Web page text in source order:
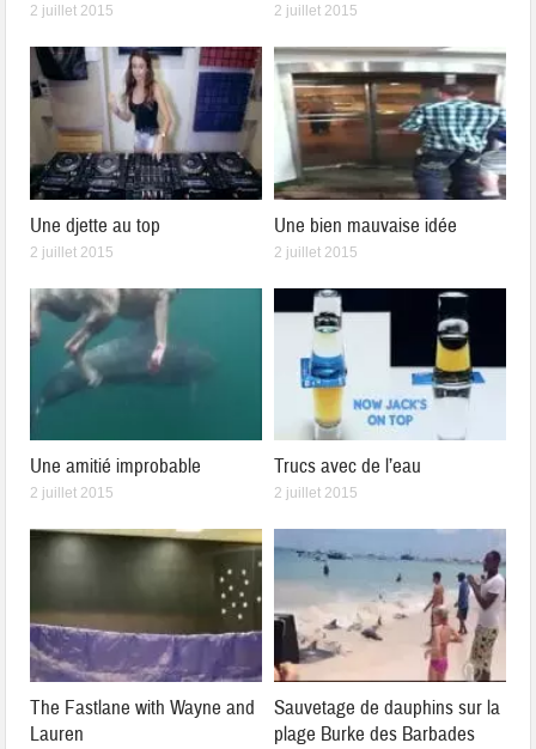
2 juillet 2015 2 juillet 2015
Une djette au top
2 juillet 2015
Une bien mauvaise idée
2 juillet 2015
Une amitié improbable
2 juillet 2015
Trucs avec de l’eau
2 juillet 2015
The Fastlane with Wayne and
Lauren
Sauvetage de dauphins sur la
plage Burke des Barbades